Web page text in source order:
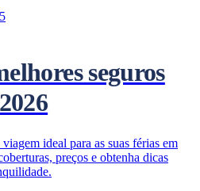
seguros
ideal para as suas férias em
preços e obtenha dicas